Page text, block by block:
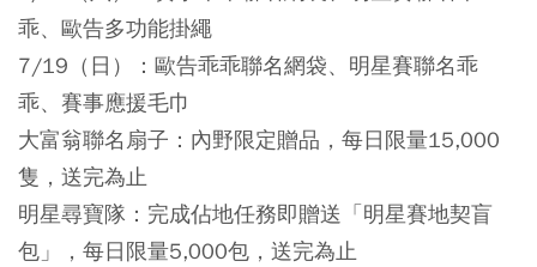
乖、歐告多功能掛繩
7/19（日）：歐告乖乖聯名網袋、明星賽聯名乖
乖、賽事應援毛巾
大富翁聯名扇子：內野限定贈品，每日限量15,000
隻，送完為止
明星尋寶隊：完成佔地任務即贈送 「明星賽地契盲
包」，每日限量5,000包，送完為止